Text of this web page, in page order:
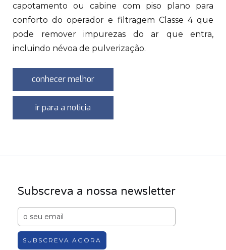
capotamento ou cabine com piso plano para
conforto do operador e filtragem Classe 4 que
pode remover impurezas do ar que entra,
incluindo névoa de pulverização.
conhecer melhor
ir para a noticia
Subscreva a nossa newsletter